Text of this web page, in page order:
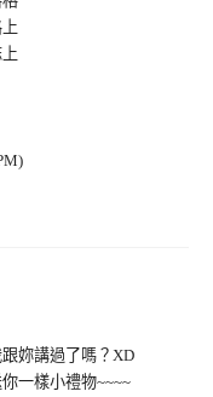
妳講過了嗎？XD
一樣小禮物~~~~